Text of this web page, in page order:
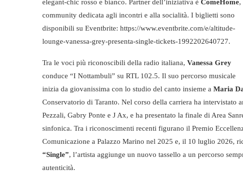
elegant-chic rosso e bianco. Partner dell’iniziativa è ComeHome,
community dedicata agli incontri e alla socialità. I biglietti sono
disponibili su Eventbrite: https://www.eventbrite.com/e/altitude-
lounge-vanessa-grey-presenta-single-tickets-1992202640727.
Tra le voci più riconoscibili della radio italiana, Vanessa Grey
conduce “I Nottambuli” su RTL 102.5. Il suo percorso musicale
inizia da giovanissima con lo studio del canto insieme a Maria
Conservatorio di Taranto. Nel corso della carriera ha intervistato
Pezzali, Gabry Ponte e J Ax, e ha presentato la finale di Area
sinfonica. Tra i riconoscimenti recenti figurano il Premio
Comunicazione a Palazzo Marino nel 2025 e, il 10 luglio 2026,
“Single”, l’artista aggiunge un nuovo tassello a un percorso
autenticità.